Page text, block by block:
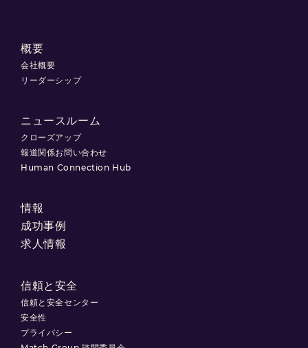
概要
会社概要
リーダーシップ
ニュースルーム
クローズアップ
報道関係お問い合わせ
Human Connection Hub
情報
成功事例
求人情報
信頼と安全
信頼と安全センター
安全性
プライバシー